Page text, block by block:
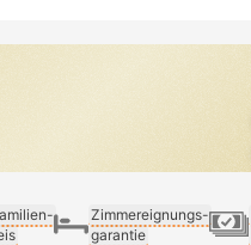
Zimmereignungs-
garantie